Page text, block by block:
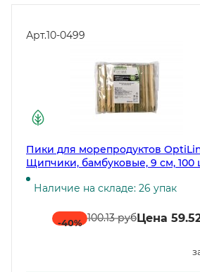
Арт.10-0499
Пики для морепродуктов
Щипчики, бамбуковые, 9 см, 100
в упаковке, в коробке 30 упаковок
Наличие на складе: 26 упак
-40% 100.13 рубЦена